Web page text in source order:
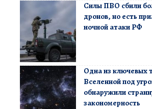
Силы ПВО сбили
дронов, но есть
ночной атаки РФ
Одна из ключевых
Вселенной под
обнаружили
закономерность